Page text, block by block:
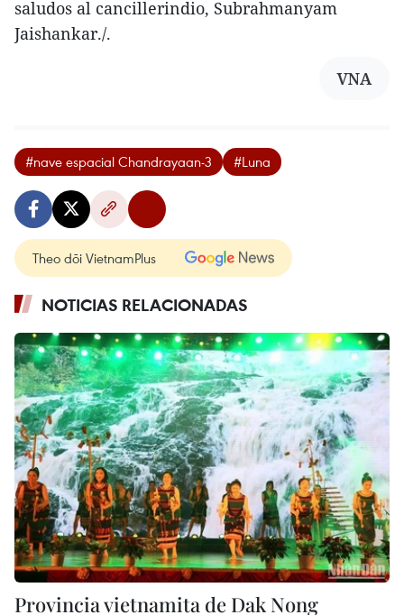
saludos al cancillerindio, Subrahmanyam
Jaishankar./.
VNA
#nave espacial Chandrayaan-3 #Luna
Theo dõi VietnamPlus
NOTICIAS RELACIONADAS
Provincia vietnamita de Dak Nong